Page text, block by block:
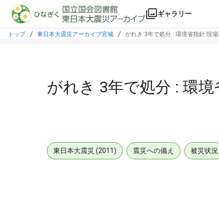
本文に飛ぶ
ギャラリー
トップ 東日本大震災アーカイブ宮城 がれき 3年で処分 : 環境省指針 現
がれき 3年で処分 : 環
東日本大震災 (2011) 震災への備え 被災状況